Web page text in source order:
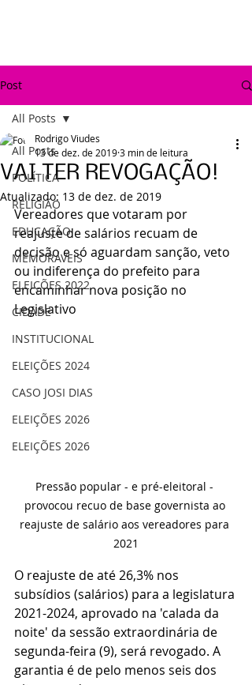
Post
All Posts
POLÍTICA
RELIGIÃO
EDUCAÇÃO
MEMORÁVEIS
ELEIÇÕES 2022
CIDADE
INSTITUCIONAL
ELEIÇÕES 2024
CASO JOSI DIAS
ELEIÇÕES 2026
ELEIÇÕES 2026
All Posts
VAI TER REVOGAÇÃO!
Rodrigo Viudes
13 de dez. de 20193 min de leitura
Atualizado: 13 de dez. de 2019
Vereadores que votaram por
reajuste de salários recuam de
decisão e só aguardam sanção, veto
ou indiferença do prefeito para
encaminhar nova posição no
Legislativo
Pressão popular - e pré-eleitoral -
provocou recuo de base governista ao
reajuste de salário aos vereadores para
2021
O reajuste de até 26,3% nos
subsídios (salários) para a legislatura
2021-2024, aprovado na 'calada da
noite' da sessão extraordinária de
segunda-feira (9), será revogado. A
garantia é de pelo menos seis dos